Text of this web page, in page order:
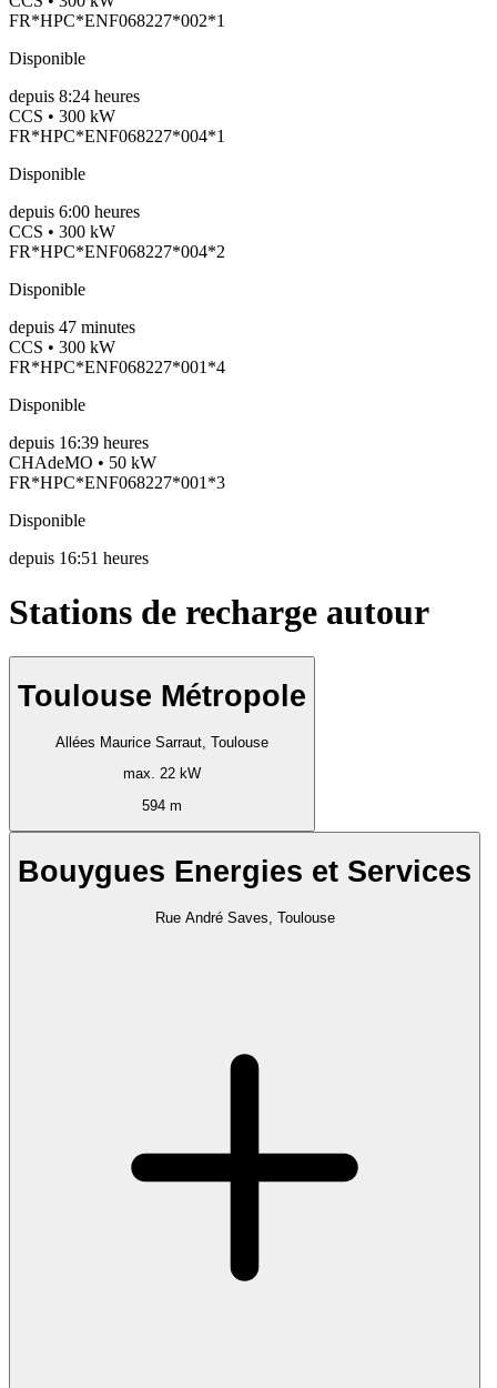
FR*HPC*ENF068227*002*1
Disponible
depuis 8:24 heures
CCS • 300 kW
FR*HPC*ENF068227*004*1
Disponible
depuis 6:00 heures
CCS • 300 kW
FR*HPC*ENF068227*004*2
Disponible
depuis 47 minutes
CCS • 300 kW
FR*HPC*ENF068227*001*4
Disponible
depuis 16:39 heures
CHAdeMO • 50 kW
FR*HPC*ENF068227*001*3
Disponible
depuis 16:51 heures
Stations de recharge autour
Toulouse Métropole
Allées Maurice Sarraut, Toulouse
max. 22 kW
594 m
Bouygues Energies et Services
Rue André Saves, Toulouse